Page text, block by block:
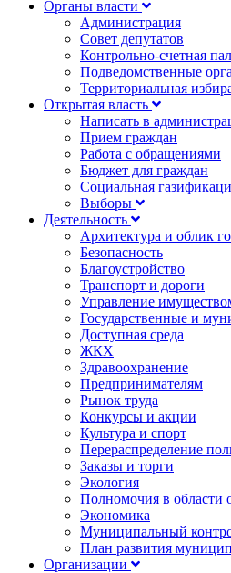
Органы власти
Администрация
Совет депутатов
Контрольно-счетная
Подведомственные
Территориальная
Открытая власть
Написать в
Прием граждан
Работа с обращениями
Бюджет для граждан
Социальная
Выборы
Деятельность
Архитектура и облик
Безопасность
Благоустройство
Транспорт и дороги
Управление
Государственные и
Доступная среда
ЖКХ
Здравоохранение
Предпринимателям
Рынок труда
Конкурсы и акции
Культура и спорт
Перераспределение
Заказы и торги
Экология
Полномочия в
Экономика
Муниципальный
План развития
Организации